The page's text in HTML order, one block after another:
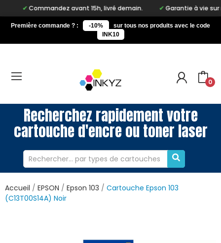
Commandez avant 15h, livré demain. Garantie à vie sur notre
Première commande ? : -10%
sur tous nos produits avec le code
INK10
0
Recherchez rapidement votre
cartouche d'encre ou toner laser
Accueil EPSON Epson 103
Cartouche Epson 103
(C13T00S14A) Noir